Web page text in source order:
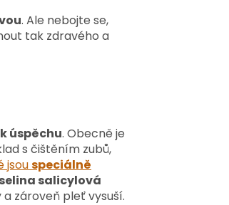
. Ale nebojte se,
tak zdravého a
úspěchu. Obecně je
s čištěním zubů,
jsouspeciálně
salicylová
zároveň pleť vysuší.